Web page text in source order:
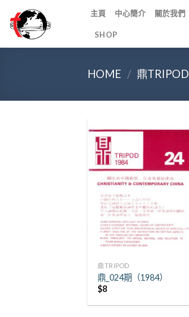
content
主頁 中心簡介 關於我們
SHOP
HOME / 鼎TRIPOD
+
鼎TRIPOD
鼎_024期（1984）
$8